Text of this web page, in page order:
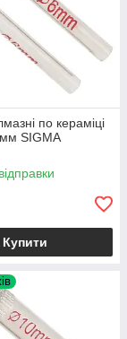
по кераміці
SIGMA
Купити